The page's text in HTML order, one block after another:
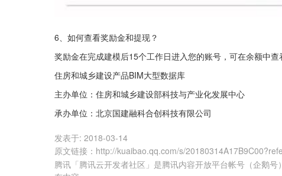
6、如何查看奖励金和提现？
奖励金在完成建模后15个工作日进入您的账号，可在余额中查
住房和城乡建设产品BIM大型数据库
主办单位：住房和城乡建设部科技与产业化发展中心
承办单位：北京国建融科合创科技有限公司
发表于: 2018-03-14
原文链接 ： http://kuaibao.qq.com/s/
腾讯「腾讯云开发者社区」是腾讯内容开放平台帐号（企鹅号